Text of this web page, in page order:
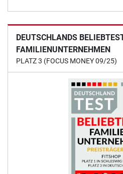
DEUTSCHLANDS
FAMILIENUNTERNEHMEN
PLATZ 3 (FOCUS MONEY 09/25)